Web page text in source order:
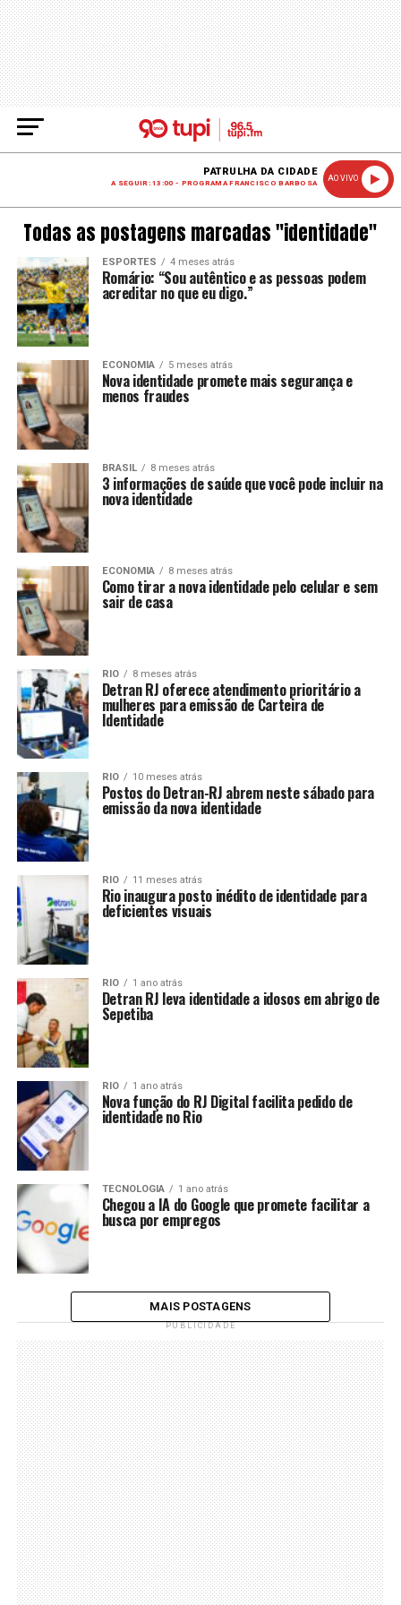
PATRULHA DA CIDADE
A SEGUIR: 13:00 - PROGRAMA FRANCISCO BARBOSA
AO VIVO
Todas as postagens marcadas "identidade"
ESPORTES 4 meses atrás
Romário: “Sou autêntico e as pessoas podem
acreditar no que eu digo.”
ECONOMIA 5 meses atrás
Nova identidade promete mais segurança e
menos fraudes
BRASIL 8 meses atrás
3 informações de saúde que você pode incluir na
nova identidade
ECONOMIA 8 meses atrás
Como tirar a nova identidade pelo celular e sem
sair de casa
RIO 8 meses atrás
Detran RJ oferece atendimento prioritário a
mulheres para emissão de Carteira de
Identidade
RIO 10 meses atrás
Postos do Detran-RJ abrem neste sábado para
emissão da nova identidade
RIO 11 meses atrás
Rio inaugura posto inédito de identidade para
deficientes visuais
RIO 1 ano atrás
Detran RJ leva identidade a idosos em abrigo de
Sepetiba
RIO 1 ano atrás
Nova função do RJ Digital facilita pedido de
identidade no Rio
TECNOLOGIA 1 ano atrás
Chegou a IA do Google que promete facilitar a
busca por empregos
MAIS POSTAGENS
PUBLICIDADE